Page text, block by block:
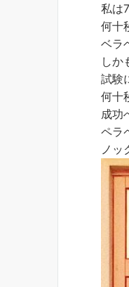
私は
何十
ベラ
しか
試験
何十
成功
ペラ
ノッ